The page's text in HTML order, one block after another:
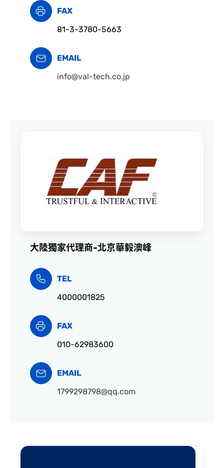
FAX
81-3-3780-5663
EMAIL
info@val-tech.co.jp
大陸獨家代理商-北京華毅澳峰
TEL
4000001825
FAX
010-62983600
EMAIL
1799298798@qq.com